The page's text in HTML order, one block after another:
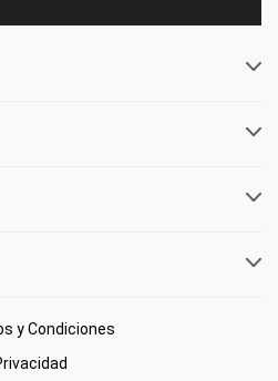
y Condiciones